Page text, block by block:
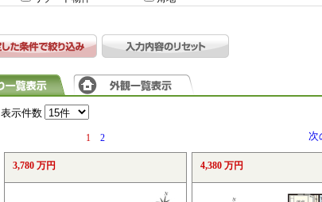
表示件数
1 2 次
3,780 万円 4,380 万円